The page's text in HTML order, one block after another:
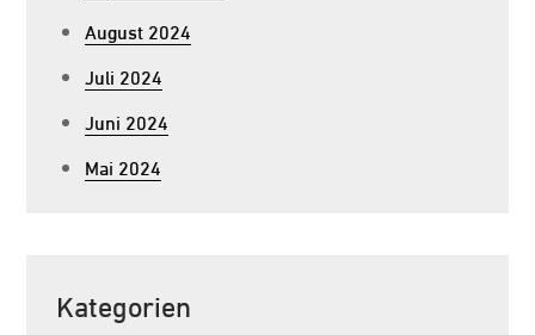
August 2024
Juli 2024
Juni 2024
Mai 2024
Kategorien